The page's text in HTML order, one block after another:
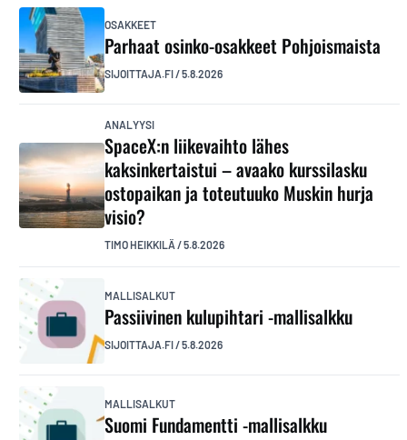
OSAKKEET
Parhaat osinko-osakkeet Pohjoismaista
SIJOITTAJA.FI/5.8.2026
ANALYYSI
SpaceX:n liikevaihto lähes
kaksinkertaistui – avaako kurssilasku
ostopaikan ja toteutuuko Muskin hurja
visio?
TIMO HEIKKILÄ /5.8.2026
MALLISALKUT
Passiivinen kulupihtari -mallisalkku
SIJOITTAJA.FI/5.8.2026
MALLISALKUT
Suomi Fundamentti -mallisalkku